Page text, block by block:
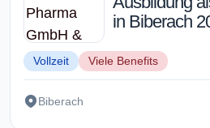
in Biberach
Vollzeit Viele Benefits
Biberach